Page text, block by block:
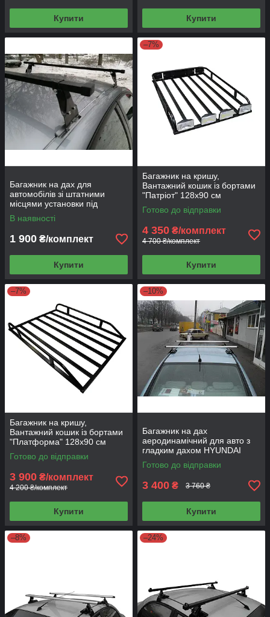
Купити Купити
Багажник на дах для
автомобілів зі штатними
місцями установки під
кріплення типу "Краб"
(ПОЛО) 128 см
В наявності
1 900 ₴/комплект
Купити
–7%
Багажник на кришу,
Вантажний кошик із бортами
"Патріот" 128х90 см
Готово до відправки
4 350 ₴/комплект
4 700 ₴/комплект
Купити
–7%
Багажник на кришу,
Вантажний кошик із бортами
"Платформа" 128х90 см
Готово до відправки
3 900 ₴/комплект
4 200 ₴/комплект
Купити
–10%
Багажник на дах
аеродинамічний для авто з
гладким дахом HYUNDAI
ACCENT акцент (CAMEL -
AERO 120см)
Готово до відправки
3 400 ₴ 3 760 ₴
Купити
–8% –24%